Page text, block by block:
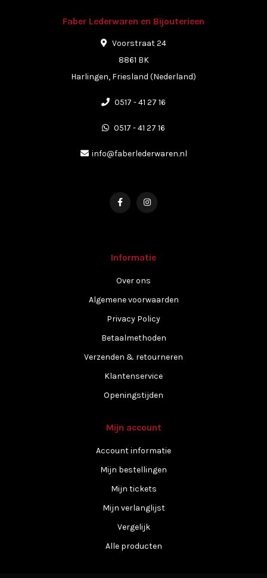
Faber Lederwaren en Bijouterieen
Voorstraat 24
8861 BK
Harlingen, Friesland (Nederland)
0517 - 41 27 16
0517 - 41 27 16
info@faberlederwaren.nl
Informatie
Over ons
Algemene voorwaarden
Privacy Policy
Betaalmethoden
Verzenden & retourneren
Klantenservice
Openingstijden
Mijn account
Account informatie
Mijn bestellingen
Mijn tickets
Mijn verlanglijst
Vergelijk
Alle producten